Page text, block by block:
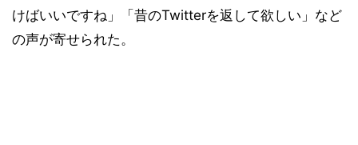
けばいいですね」「昔のTwitterを返して欲しい」など
の声が寄せられた。